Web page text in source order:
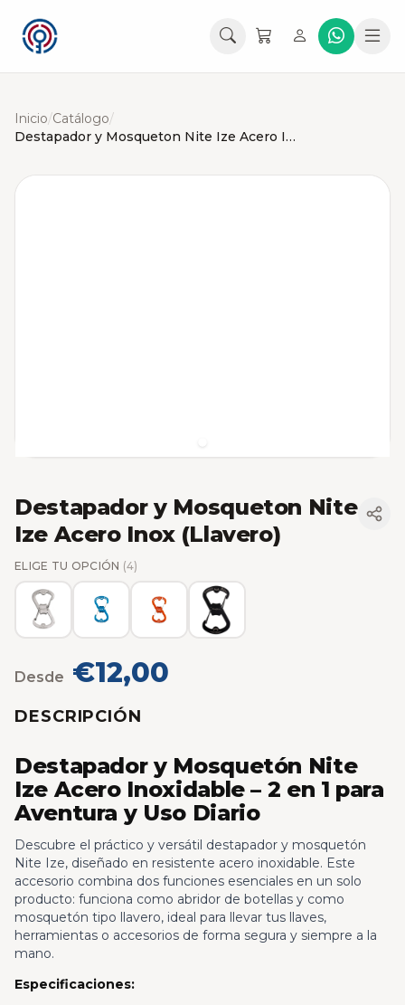
Inicio/Catálogo/
Destapador y Mosqueton Nite Ize Acero Inox (Llavero)
Destapador y Mosqueton Nite
Ize Acero Inox (Llavero)
ELIGE TU OPCIÓN (4)
Desde €12,00
DESCRIPCIÓN
Destapador y Mosquetón Nite
Ize Acero Inoxidable – 2 en 1 para
Aventura y Uso Diario
Descubre el práctico y versátil destapador y mosquetón
Nite Ize, diseñado en resistente acero inoxidable. Este
accesorio combina dos funciones esenciales en un solo
producto: funciona como abridor de botellas y como
mosquetón tipo llavero, ideal para llevar tus llaves,
herramientas o accesorios de forma segura y siempre a la
mano.
Especificaciones: